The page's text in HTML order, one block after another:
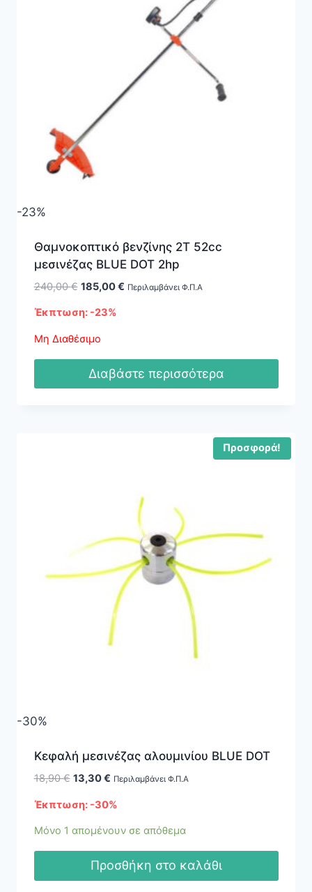
-23%
Θαμνοκοπτικό βενζίνης 2Τ 52cc
μεσινέζας BLUE DOT 2hp
240,00€ Original
was:
185,00€ΗΠεριλαμβάνει Φ.Π.Α
Έκπτωση: -23%
Μη Διαθέσιμο
Διαβάστε περισσότερα
Προσφορά!
-30%
Κεφαλή μεσινέζας αλουμινίου BLUE DOT
18,90€ Original
was:
18,90 €.
13,30€Η
τιμή
είναι:
Περιλαμβάνει Φ.Π.Α
Έκπτωση: -30%
Μόνο 1 απομένουν σε απόθεμα
Προσθήκη στο καλάθι